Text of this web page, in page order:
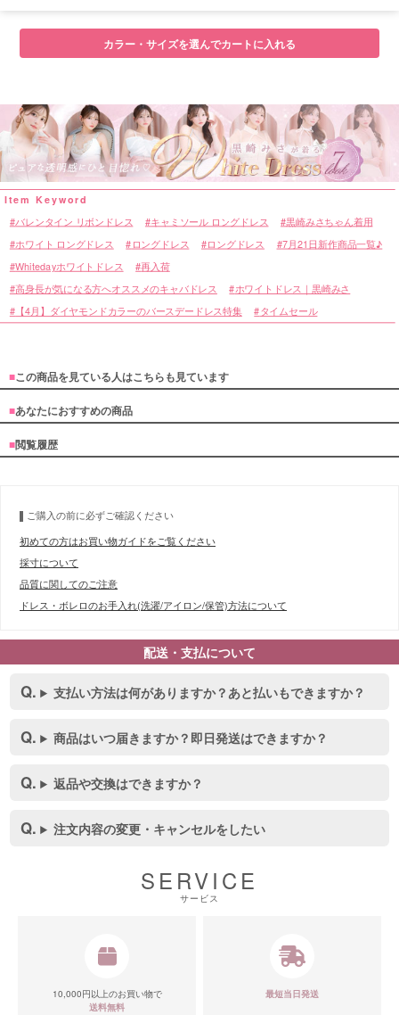
■スペック表
カラー・サイズを選んでカートに入れる
バレンタイン リボンドレス キャミソール ロングドレス 黒崎みさちゃん着用
ホワイト ロングドレス ロングドレス ロングドレス 7月21日新作商品一覧♪
Whitedayホワイトドレス
再入荷
高身長が気になる方へオススメのキャバドレス
ホワイトドレス｜黒崎みさ
【4月】ダイヤモンドカラーのバースデードレス特集
タイムセール
■この商品を見ている人はこちらも見ています
■あなたにおすすめの商品
■閲覧履歴
ご購入の前に必ずご確認ください
初めての方はお買い物ガイドをご覧ください
採寸について
品質に関してのご注意
ドレス・ボレロのお手入れ(洗濯/アイロン/保管)方法について
配送・支払について
支払い方法は何がありますか？あと払いもできますか？
商品はいつ届きますか？即日発送はできますか？
返品や交換はできますか？
注文内容の変更・キャンセルをしたい
SERVICE
サービス
10,000円以上のお買い物で
送料無料
最短当日発送